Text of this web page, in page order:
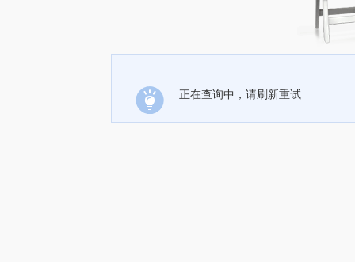
正在查询中，请刷新重试